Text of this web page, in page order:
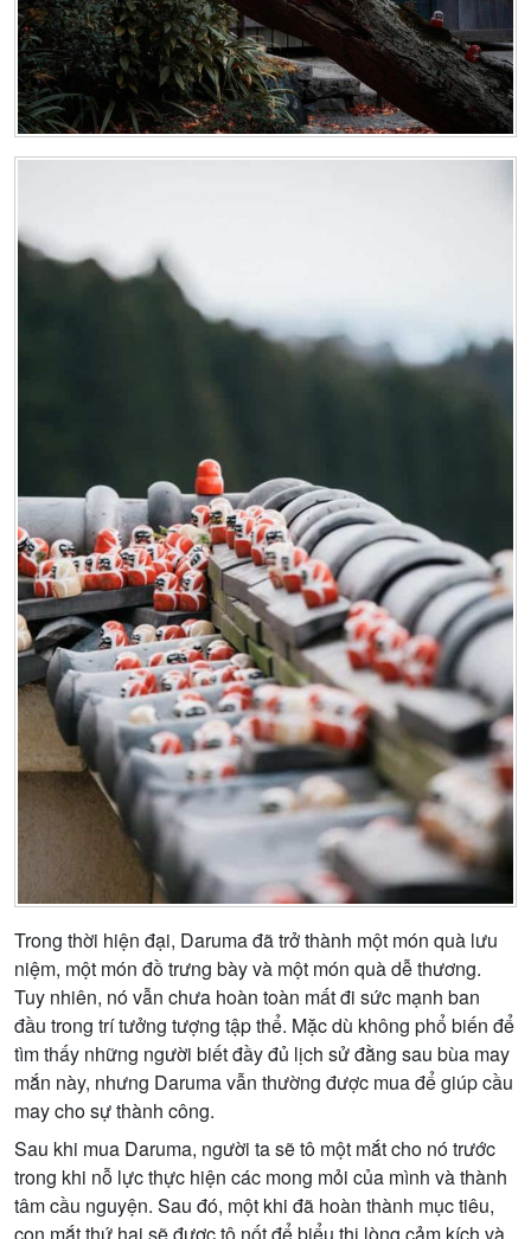
Trong thời hiện đại, Daruma đã trở thành một món quà lưu
niệm, một món đồ trưng bày và một món quà dễ thương.
Tuy nhiên, nó vẫn chưa hoàn toàn mất đi sức mạnh ban
đầu trong trí tưởng tượng tập thể. Mặc dù không phổ biến để
tìm thấy những người biết đầy đủ lịch sử đằng sau bùa may
mắn này, nhưng Daruma vẫn thường được mua để giúp cầu
may cho sự thành công.
Sau khi mua Daruma, người ta sẽ tô một mắt cho nó trước
trong khi nỗ lực thực hiện các mong mỏi của mình và thành
tâm cầu nguyện. Sau đó, một khi đã hoàn thành mục tiêu,
con mắt thứ hai sẽ được tô nốt để biểu thị lòng cảm kích và